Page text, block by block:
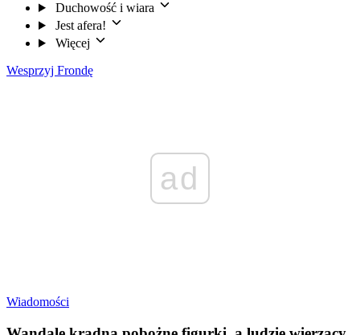
Duchowość i wiara
Jest afera!
Więcej
Wesprzyj Frondę
ad
Wiadomości